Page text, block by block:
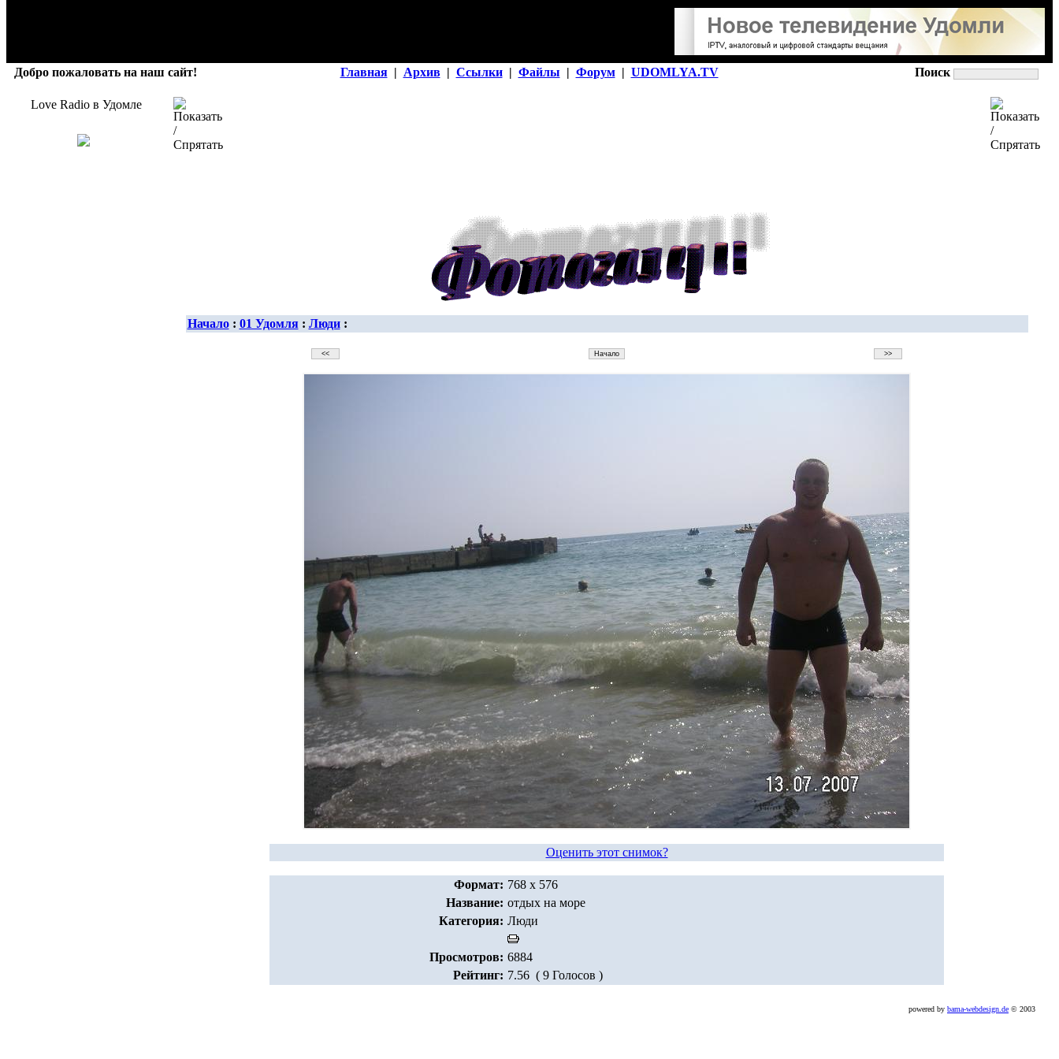
Добро пожаловать на наш сайт! Главная | Архив | Ссылки | Файлы | Форум | UDOMLYA.TV Поиск
Love Radio в Удомле
Начало: 01 Удомля: Люди:
Оценить этот снимок?
Формат: 768 x 576
Название: отдых на море
Категория: Люди
Просмотров: 6884
Рейтинг: 7.56 ( 9 Голосов )
powered by bama-webdesign.de © 2003